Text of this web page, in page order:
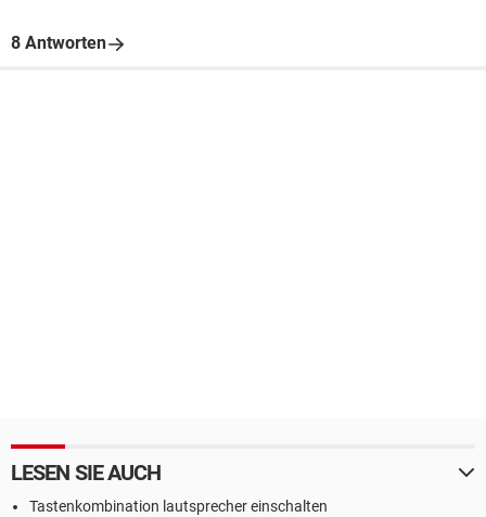
8 Antworten
LESEN SIE AUCH
Tastenkombination lautsprecher einschalten